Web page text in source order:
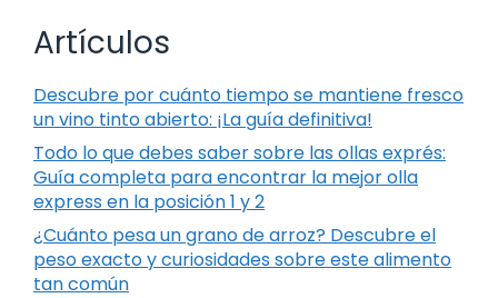
Artículos
Descubre por cuánto tiempo se mantiene fresco
un vino tinto abierto: ¡La guía definitiva!
Todo lo que debes saber sobre las ollas exprés:
Guía completa para encontrar la mejor olla
express en la posición 1 y 2
¿Cuánto pesa un grano de arroz? Descubre el
peso exacto y curiosidades sobre este alimento
tan común